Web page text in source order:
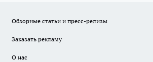
Обзорные статьи и пресс-релизы
Заказать рекламу
О нас